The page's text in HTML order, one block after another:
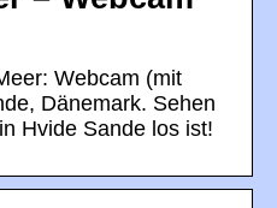
Webcam (mit
Dänemark. Sehen
Hvide Sande los ist!